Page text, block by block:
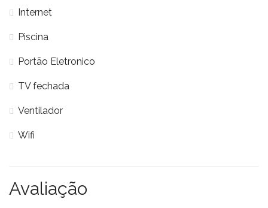
Internet
Piscina
Portão Eletronico
TV fechada
Ventilador
Wifi
Avaliação